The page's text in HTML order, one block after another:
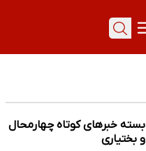
بسته خبرهای کوتاه چهارمحال
و بختیاری